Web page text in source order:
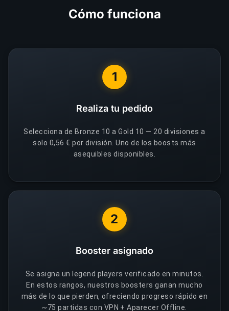
Cómo funciona
1
Realiza tu pedido
Selecciona de Bronze 10 a Gold 10 — 20 divisiones a
solo 0,56 € por división. Uno de los boosts más
asequibles disponibles.
2
Booster asignado
Se asigna un legend players verificado en minutos.
En estos rangos, nuestros boosters ganan mucho
más de lo que pierden, ofreciendo progreso rápido en
~75 partidas con VPN + Aparecer Offline.